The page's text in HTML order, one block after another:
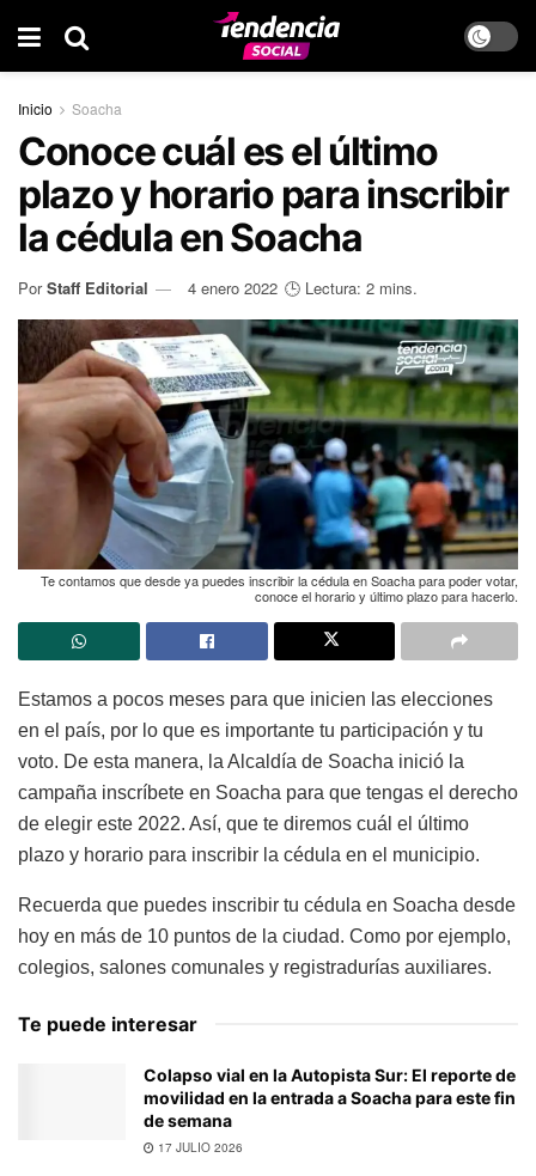
Inicio Soacha
Conoce cuál es el último
plazo y horario para inscribir
la cédula en Soacha
Por Staff Editorial 4 enero 2022 🕒 Lectura: 2 mins.
Te contamos que desde ya puedes inscribir la cédula en Soacha para poder votar,
conoce el horario y último plazo para hacerlo.
Estamos a pocos meses para que inicien las elecciones
en el país, por lo que es importante tu participación y tu
voto. De esta manera, la Alcaldía de Soacha inició la
campaña inscríbete en Soacha para que tengas el derecho
de elegir este 2022. Así, que te diremos cuál el último
plazo y horario para inscribir la cédula en el municipio.
Recuerda que puedes inscribir tu cédula en Soacha desde
hoy en más de 10 puntos de la ciudad. Como por ejemplo,
colegios, salones comunales y registradurías auxiliares.
Te puede interesar
Colapso vial en la Autopista Sur: El reporte de
movilidad en la entrada a Soacha para este fin
de semana
17 JULIO 2026